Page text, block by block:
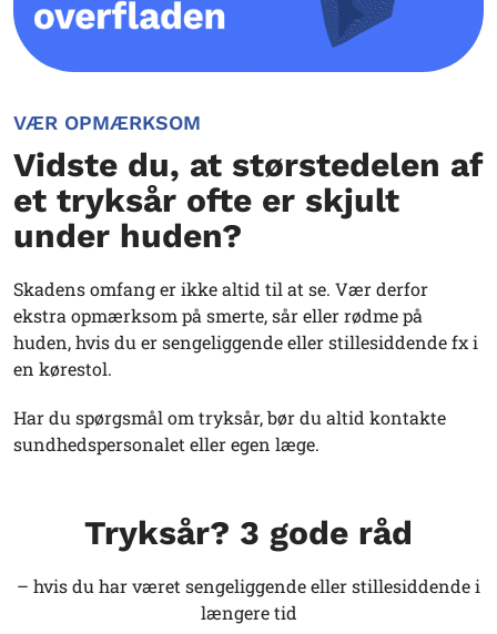
VÆR OPMÆRKSOM
Vidste du, at størstedelen af
et tryksår ofte er skjult
under huden?
Skadens omfang er ikke altid til at se. Vær derfor
ekstra opmærksom på smerte, sår eller rødme på
huden, hvis du er sengeliggende eller stillesiddende fx i
en kørestol.
Har du spørgsmål om tryksår, bør du altid kontakte
sundhedspersonalet eller egen læge.
Tryksår? 3 gode råd
– hvis du har været sengeliggende eller stillesiddende i
længere tid